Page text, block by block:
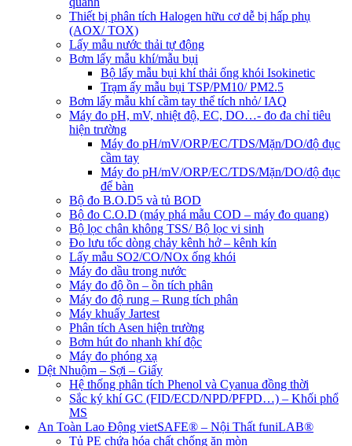
Thiết bị phân tích Halogen hữu cơ dễ bị hấp phụ
(AOX/ TOX)
Lấy mẫu nước thải tự động
Bơm lấy mẫu khí/mẫu bụi
Bộ lấy mẫu bụi khí thải ống khói Isokinetic
Trạm ấy mẫu bụi TSP/PM10/ PM2.5
Bơm lấy mẫu khí cầm tay thể tích nhỏ/ IAQ
Máy đo pH, mV, nhiệt độ, EC, DO…- đo đa chỉ tiêu
hiện trường
Máy đo pH/mV/ORP/EC/TDS/Mặn/DO/độ đục
cầm tay
Máy đo pH/mV/ORP/EC/TDS/Mặn/DO/độ đục
để bàn
Bộ đo B.O.D5 và tủ BOD
Bộ đo C.O.D (máy phá mẫu COD – máy đo quang)
Bộ lọc chân không TSS/ Bộ lọc vi sinh
Đo lưu tốc dòng chảy kênh hở – kênh kín
Lấy mẫu SO2/CO/NOx ống khói
Máy đo dầu trong nước
Máy đo độ ồn – ồn tích phân
Máy đo độ rung – Rung tích phân
Máy khuấy Jartest
Phân tích Asen hiện trường
Bơm hút đo nhanh khí độc
Máy đo phóng xạ
Dệt Nhuộm – Sợi – Giấy
Hệ thống phân tích Phenol và Cyanua đồng thời
Sắc ký khí GC (FID/ECD/NPD/PFPD…) – Khối phổ
MS
An Toàn Lao Động vietSAFE® – Nội Thất funiLAB®
Tủ PE chứa hóa chất chống ăn mòn